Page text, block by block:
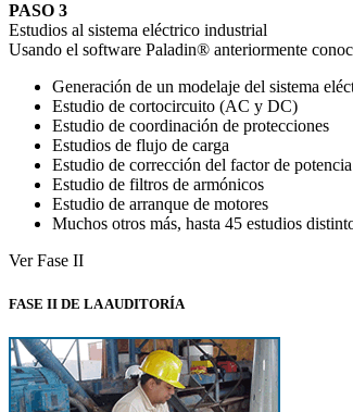
PASO 3
Estudios al sistema eléctrico industrial
Usando el software Paladin® anteriormente
Generación de un modelaje del sistema
Estudio de cortocircuito (AC y DC)
Estudio de coordinación de protecciones
Estudios de flujo de carga
Estudio de corrección del factor de potencia
Estudio de filtros de armónicos
Estudio de arranque de motores
Muchos otros más, hasta 45 estudios
Ver Fase II
FASE II DE LA AUDITORÍA